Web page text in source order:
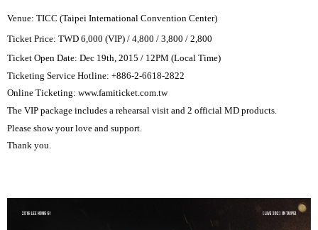
Venue: TICC (Taipei International Convention Center)
Ticket Price: TWD 6,000 (VIP) / 4,800 / 3,800 / 2,800
Ticket Open Date: Dec 19th, 2015 / 12PM (Local Time)
Ticketing Service Hotline: +886-2-6618-2822
Online Ticketing: www.famiticket.com.tw
The VIP package includes a rehearsal visit and 2 official MD products.
Please show your love and support.
Thank you.